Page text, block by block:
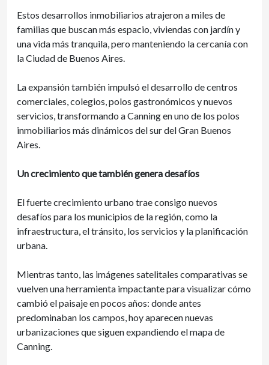
Estos desarrollos inmobiliarios atrajeron a miles de
familias que buscan más espacio, viviendas con jardín y
una vida más tranquila, pero manteniendo la cercanía con
la Ciudad de Buenos Aires.
La expansión también impulsó el desarrollo de centros
comerciales, colegios, polos gastronómicos y nuevos
servicios, transformando a Canning en uno de los polos
inmobiliarios más dinámicos del sur del Gran Buenos
Aires.
Un crecimiento que también genera desafíos
El fuerte crecimiento urbano trae consigo nuevos
desafíos para los municipios de la región, como la
infraestructura, el tránsito, los servicios y la planificación
urbana.
Mientras tanto, las imágenes satelitales comparativas se
vuelven una herramienta impactante para visualizar cómo
cambió el paisaje en pocos años: donde antes
predominaban los campos, hoy aparecen nuevas
urbanizaciones que siguen expandiendo el mapa de
Canning.